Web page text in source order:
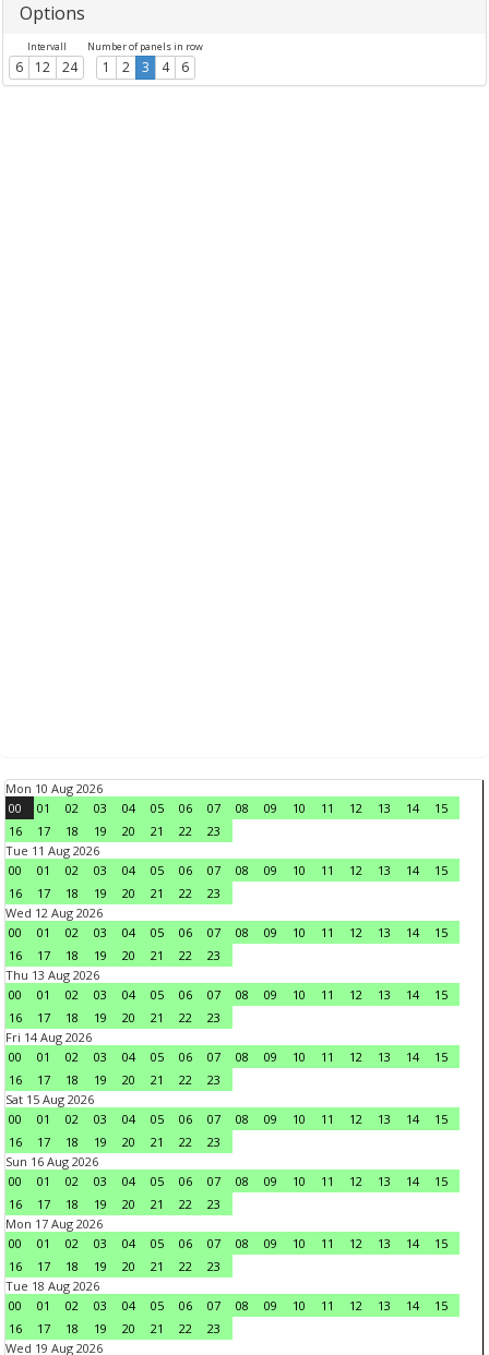
Options
Intervall
6 12 24
Number of panels in row
1 2 3 4 6
Mon 10 Aug 2026
00
01 02 03 04 05 06 07 08 09 10 11 12 13 14
15
16
17 18 19 20 21 22
23
Tue 11 Aug 2026
00
01 02 03 04 05 06 07 08 09 10 11 12 13 14
15
16
17 18 19 20 21 22
23
Wed 12 Aug 2026
00
01 02 03 04 05 06 07 08 09 10 11 12 13 14
15
16
17 18 19 20 21 22
23
Thu 13 Aug 2026
00
01 02 03 04 05 06 07 08 09 10 11 12 13 14
15
16
17 18 19 20 21 22
23
Fri 14 Aug 2026
00
01 02 03 04 05 06 07 08 09 10 11 12 13 14
15
16
17 18 19 20 21 22
23
Sat 15 Aug 2026
00
01 02 03 04 05 06 07 08 09 10 11 12 13 14
15
16
17 18 19 20 21 22
23
Sun 16 Aug 2026
00
01 02 03 04 05 06 07 08 09 10 11 12 13 14
15
16
17 18 19 20 21 22
23
Mon 17 Aug 2026
00
01 02 03 04 05 06 07 08 09 10 11 12 13 14
15
16
17 18 19 20 21 22
23
Tue 18 Aug 2026
00
01 02 03 04 05 06 07 08 09 10 11 12 13 14
15
16
17 18 19 20 21 22
23
Wed 19 Aug 2026